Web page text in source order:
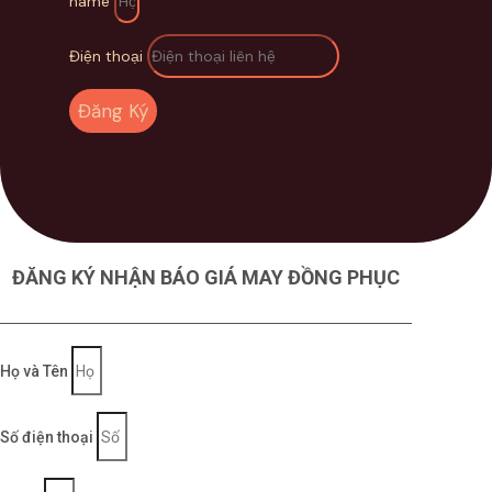
cả các khách hàng, doanh nghiệp
Đội ngũ tư vấn nhiệt tình, nhiều kinh nghiệm
trong ngành may mặc, sẵn sàng hỗ trợ quý
Điện thoại
Đăng Ký
ĐĂNG KÝ NHẬN BÁO GIÁ MAY ĐỒNG PHỤC
Họ và Tên
Số điện thoại